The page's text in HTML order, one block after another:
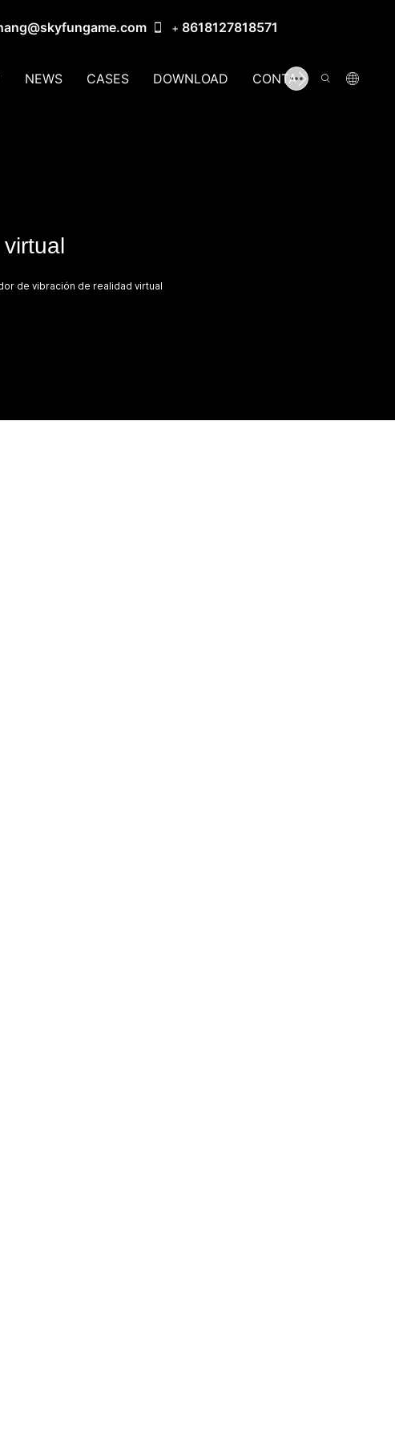
+8618127818571
NEWS CASES DOWNLOAD CONTACT US
de vibración de realidad virtual